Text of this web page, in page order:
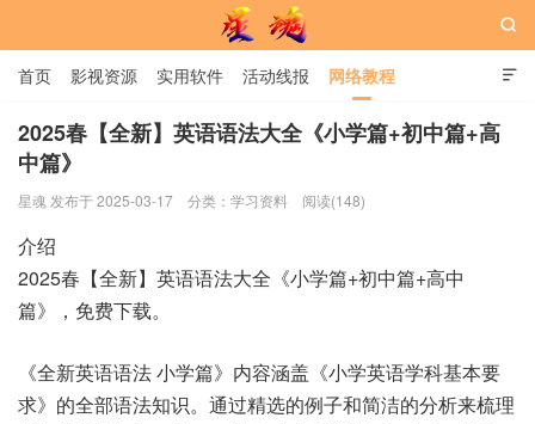
星魂网

首页 影视资源 实用软件 活动线报 网络教程
用户中心 书籍 娱乐

2025春【全新】英语语法大全《小学篇+初中篇+高
中篇》
星魂 发布于 2025-03-17 分类： 学习资料 阅读(148)
介绍
2025春【全新】英语语法大全《小学篇+初中篇+高中
篇》，免费下载。
《全新英语语法 小学篇》内容涵盖《小学英语学科基本要
求》的全部语法知识。通过精选的例子和简洁的分析来梳理